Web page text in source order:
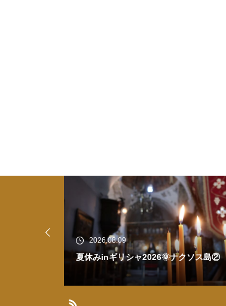
2026.08.08
夏休みinギリシャ2026🌞ナクソス島①